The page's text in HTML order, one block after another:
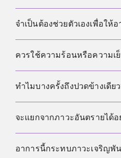
เพราะอาจมีสาเหตุอื่นที่ต้องรั
การลดความตื่นตัว พักผ่อน เ
ขึ้นแต่ไม่ใช่สิ่งจำเป็นและไม่
จำเป็นต้องช่วยตัวเองเพื่อให้
ไม่จำเป็น เพราะส่วนใหญ่จะ
สมัครใจเสมอ
ควรใช้ความร้อนหรือความเ
ขึ้นกับแต่ละคน บางคนสบาย
แต่ควรหลีกเลี่ยงการทำให้เ
ทำไมบางครั้งถึงปวดข้างเดีย
อาจเกิดได้จากความตึงชั่วคร
ด้วย ควรไปประเมินแบบเร่ง
จะแยกจากภาวะอันตรายได้อ
อาการค้างมักค่อย ๆ มาและ
อาการนี้กระทบภาวะเจริญพั